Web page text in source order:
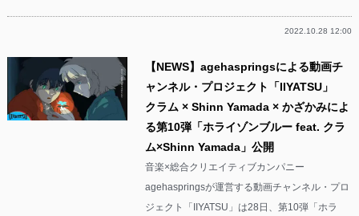
2022.10.28 12:00
【NEWS】agehaspringsによる動画チ
ャンネル・プロジェクト「IIYATSU」
クラム × Shinn Yamada × かざかみによ
る第10弾「ホライゾンブルー feat. クラ
ム×Shinn Yamada」公開
音楽×総合クリエイティブカンパニー
agehaspringsが運営する動画チャンネル・プロ
ジェクト「IIYATSU」は28日、第10弾「ホラ